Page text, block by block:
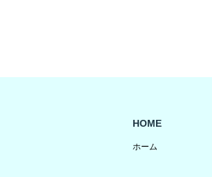
HOME
ホーム